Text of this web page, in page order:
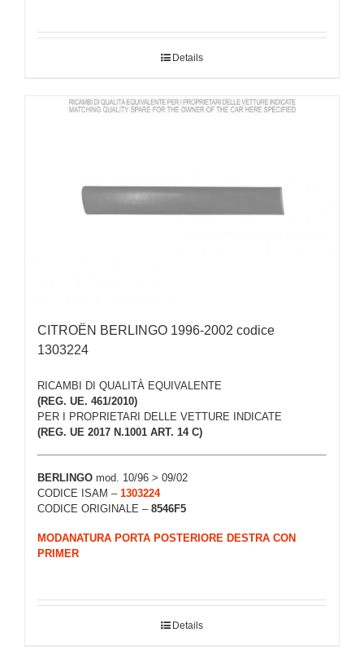
Details
CITROËN BERLINGO 1996-2002 codice
1303224
RICAMBI DI QUALITÀ EQUIVALENTE
(REG. UE. 461/2010)
PER I PROPRIETARI DELLE VETTURE INDICATE
(REG. UE 2017 N.1001 ART. 14 C)
BERLINGO mod. 10/96 > 09/02
CODICE ISAM – 1303224
CODICE ORIGINALE – 8546F5
MODANATURA PORTA POSTERIORE DESTRA CON
PRIMER
Details